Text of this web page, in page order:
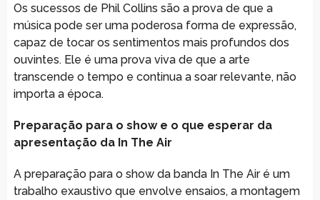
Os sucessos de Phil Collins são a prova de que a
música pode ser uma poderosa forma de expressão,
capaz de tocar os sentimentos mais profundos dos
ouvintes. Ele é uma prova viva de que a arte
transcende o tempo e continua a soar relevante, não
importa a época.
Preparação para o show e o que esperar da
apresentação da In The Air
A preparação para o show da banda In The Air é um
trabalho exaustivo que envolve ensaios, a montagem